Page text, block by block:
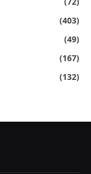
(403)
(49)
(167)
(132)